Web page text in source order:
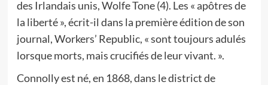
des Irlandais unis, Wolfe Tone (4). Les « apôtres de
la liberté », écrit-il dans la première édition de son
journal, Workers’ Republic, « sont toujours adulés
lorsque morts, mais crucifiés de leur vivant. ».
Connolly est né, en 1868, dans le district de